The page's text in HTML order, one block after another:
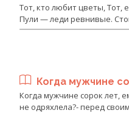
Тот, кто любит цветы, Тот,
Пули — леди ревнивые.
Когда мужчине
Когда мужчине сорок лет,
не одряхлела?- перед